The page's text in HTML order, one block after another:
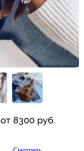
от 8300 руб.